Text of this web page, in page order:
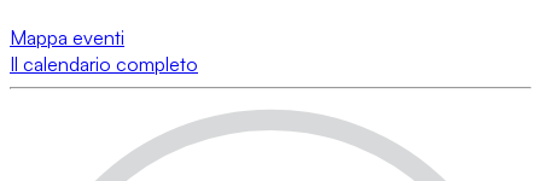
Mappa eventi
Il calendario completo